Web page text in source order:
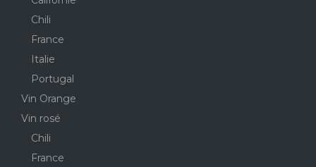
Chili
France
Italie
Portugal
Vin Orange
Vin rosé
Chili
France